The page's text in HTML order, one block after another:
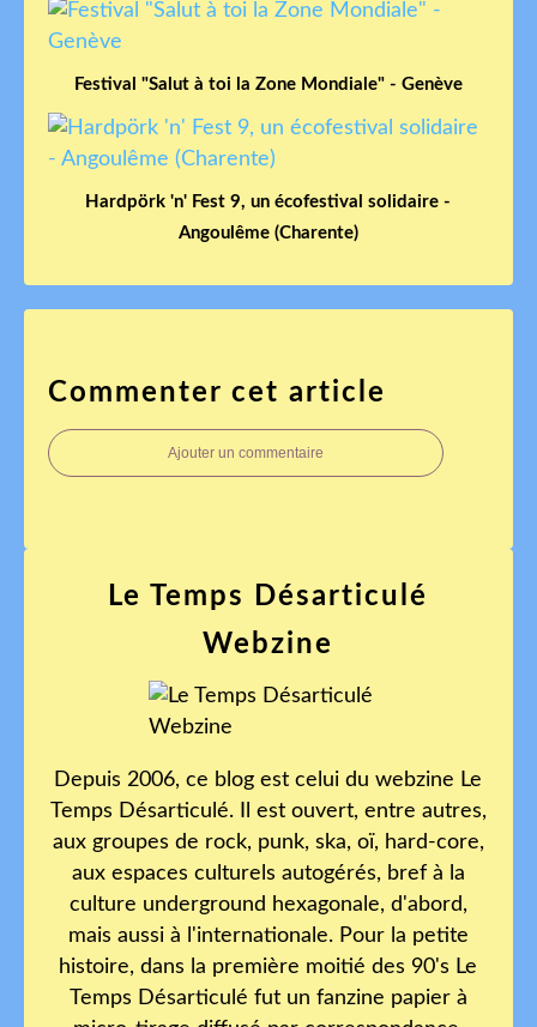
Festival "Salut à toi la Zone Mondiale" - Genève
Hardpörk 'n' Fest 9, un écofestival solidaire -
Angoulême (Charente)
Commenter cet article
Ajouter un commentaire
Le Temps Désarticulé
Webzine
Depuis 2006, ce blog est celui du webzine Le
Temps Désarticulé. Il est ouvert, entre autres,
aux groupes de rock, punk, ska, oï, hard-core,
aux espaces culturels autogérés, bref à la
culture underground hexagonale, d'abord,
mais aussi à l'internationale. Pour la petite
histoire, dans la première moitié des 90's Le
Temps Désarticulé fut un fanzine papier à